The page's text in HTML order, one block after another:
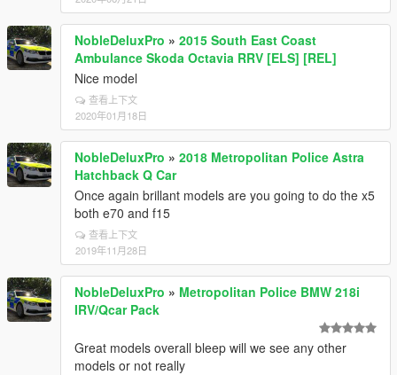
NobleDeluxPro » 2015 South East Coast
Ambulance Skoda Octavia RRV [ELS] [REL]
Nice model
查看上下文
2020年01月18日
NobleDeluxPro » 2018 Metropolitan Police Astra
Hatchback Q Car
Once again brillant models are you going to do the x5
both e70 and f15
查看上下文
2019年11月28日
NobleDeluxPro » Metropolitan Police BMW 218i
IRV/Qcar Pack
Great models overall bleep will we see any other
models or not really